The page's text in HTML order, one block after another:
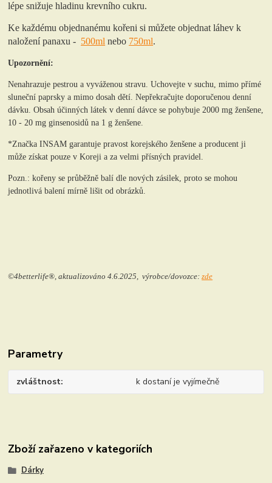
lépe snižuje hladinu krevního cukru.
Ke každému objednanému kořeni si můžete objednat láhev k
naložení panaxu - 500ml nebo 750ml.
Upozornění:
Nenahrazuje pestrou a vyváženou stravu. Uchovejte v suchu, mimo přímé
sluneční paprsky a mimo dosah dětí. Nepřekračujte doporučenou denní
dávku. Obsah účinných látek v denní dávce se pohybuje 2000 mg ženšene,
10 - 20 mg ginsenosidů na 1 g ženšene.
*Značka INSAM garantuje pravost korejského ženšene a producent ji
může získat pouze v Koreji a za velmi přísných pravidel.
Pozn.: kořeny se průběžně balí dle nových zásilek, proto se mohou
jednotlivá balení mírně lišit od obrázků.
©4betterlife®, aktualizováno 4.6.2025, výrobce/dovozce:zde
Parametry
zvláštnost k dostaní je vyjímečně
Zboží zařazeno v kategoriích
Dárky